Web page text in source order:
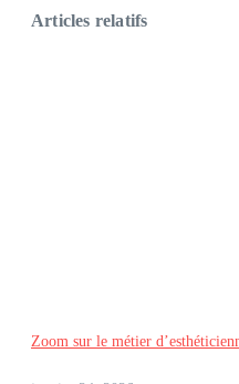
Articles relatifs
Zoom sur le métier